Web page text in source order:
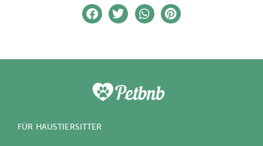
FÜR HAUSTIERSITTER